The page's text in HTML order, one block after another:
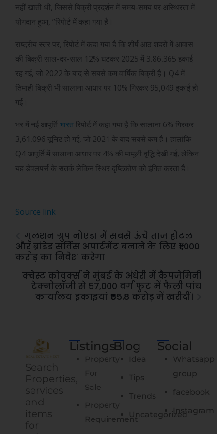
नहीं खाती थी, जिससे बिक्री प्रदर्शन में समय-समय पर अस्थिरता में
योगदान हुआ, ”रिपोर्ट में कहा गया है।
राष्ट्रीय स्तर पर, रिपोर्ट में कहा गया है कि शीर्ष आठ शहरों में आवास
की बिक्री साल-दर-साल 12% घटकर 2025 में 3,86,365 इकाई
रह गई, जो 2022 के बाद से सबसे कम वार्षिक बिक्री है। Q4 में
तिमाही बिक्री भी सालाना आधार पर 10% गिरकर 95,049 इकाई हो
गई।
भर में नई आपूर्तिभारतरिपोर्ट में कहा गया है कि सालाना 6% गिरकर
3,61,096 यूनिट हो गई, जो 2021 के बाद सबसे कम है। हालांकि
Q4 आपूर्ति में सालाना आधार पर 4% की मामूली वृद्धि देखी गई, लेकिन
यह डेवलपर्स के सतर्क लेकिन स्थिर दृष्टिकोण को इंगित करता है।
Source link
गुलशन ग्रुप नोएडा में सबसे ऊंचे ताज होटल
और ब्रांडेड सर्विस अपार्टमेंट बनाने के लिए ₹1,000
करोड़ का निवेश करेगा
क्वेस्ट कोवर्क्स ने मुंबई के अंधेरी में कैपजेमिनी
टेक्नोलॉजी से 57,000 वर्ग फुट में फैली पांच
कार्यालय इकाइयां ₹55.8 करोड़ में खरीदीं।
Search
Properties,
services
and
items
for
Listings
Property
For
Sale
Property
Requirement
Blog
Idea
Tips
Trends
Uncategorized
Social
Whatsapp
group
facebook
Instagram